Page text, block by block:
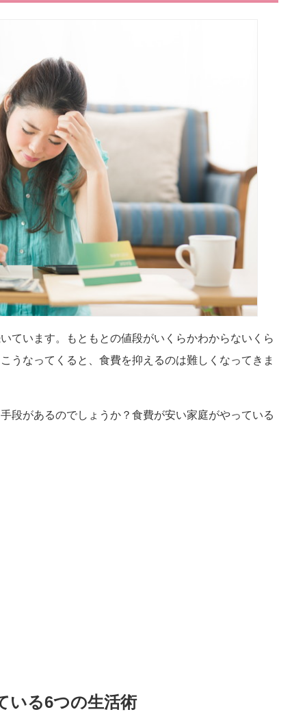
ています。もともとの値段がいくらかわからないくら
うなってくると、食費を抑えるのは難しくなってきま
段があるのでしょうか？食費が安い家庭がやっている
いる6つの生活術